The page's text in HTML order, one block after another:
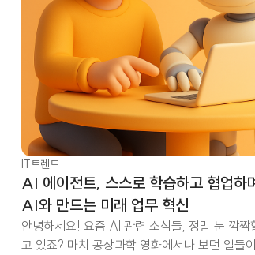
IT트렌드
AI 에이전트, 스스로 학습하고 협업하
AI와 만드는 미래 업무 혁신
안녕하세요! 요즘 AI 관련 소식들, 정말 눈 깜짝
고 있죠? 마치 공상과학 영화에서나 보던 일들